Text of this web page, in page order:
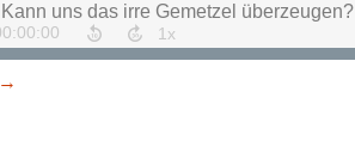
TABS: Das Spiel mit den besten Bugs der Welt
→